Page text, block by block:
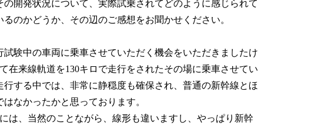
開発状況について、実際試乗されてどのように感じられて
のかどうか、その辺のご感想をお聞かせください。
験中の車両に乗車させていただく機会をいただきましたけ
在来線軌道を130キロで走行をされたその場に乗車させてい
する中では、非常に静穏度も確保され、普通の新幹線とほ
なかったかと思っております。
は、当然のことながら、線形も違いますし、やっぱり新幹